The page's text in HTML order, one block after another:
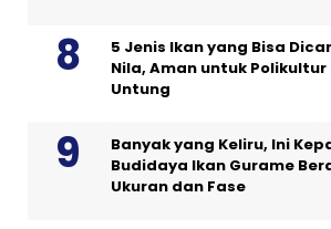
5 Jenis Ikan yang Bisa
Nila, Aman untuk
Untung
Banyak yang Keliru, Ini
Budidaya Ikan Gurame
Ukuran dan Fase